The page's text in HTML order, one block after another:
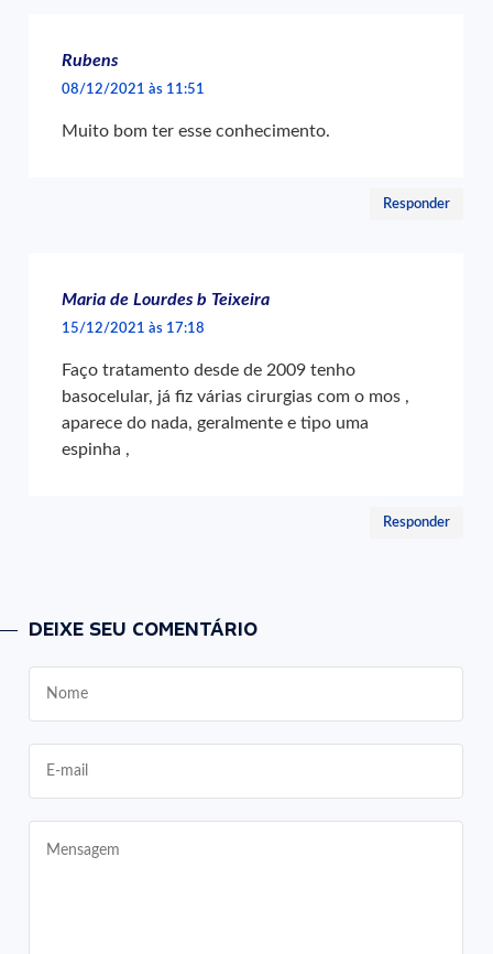
Rubens
08/12/2021 às 11:51
Muito bom ter esse conhecimento.
Responder
Maria de Lourdes b Teixeira
15/12/2021 às 17:18
Faço tratamento desde de 2009 tenho
basocelular, já fiz várias cirurgias com o mos ,
aparece do nada, geralmente e tipo uma
espinha ,
Responder
DEIXE SEU COMENTÁRIO